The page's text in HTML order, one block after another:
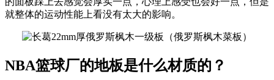
就整体的运动性能上看没有太大的影响。
NBA篮球厂的地板是什么材质的？